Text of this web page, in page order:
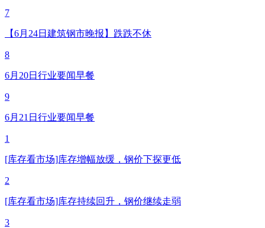
7
【6月24日建筑钢市晚报】跌跌不休
8
6月20日行业要闻早餐
9
6月21日行业要闻早餐
1
[库存看市场]库存增幅放缓，钢价下探更低
2
[库存看市场]库存持续回升，钢价继续走弱
3